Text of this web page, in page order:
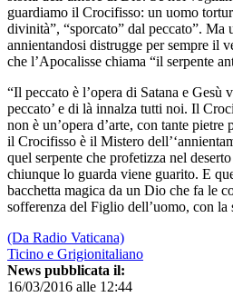
guardiamo il Crocifisso: un uomo
divinità”, “sporcato” dal peccato”. Ma
annientandosi distrugge per sempre il
che l’Apocalisse chiama “il serpente
“Il peccato è l’opera di Satana e Gesù
peccato’ e di là innalza tutti noi. Il
non è un’opera d’arte, con tante pietre
il Crocifisso è il Mistero
quel serpente che profetizza nel
chiunque lo guarda viene guarito. E
bacchetta magica da un Dio che fa le
sofferenza del Figlio dell’uomo, con
(Da Radio Vaticana)
Ticino e Grigionitaliano
News pubblicata il:
16/03/2016 alle 12:44